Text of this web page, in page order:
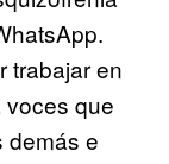
trabajar en
que
demás e